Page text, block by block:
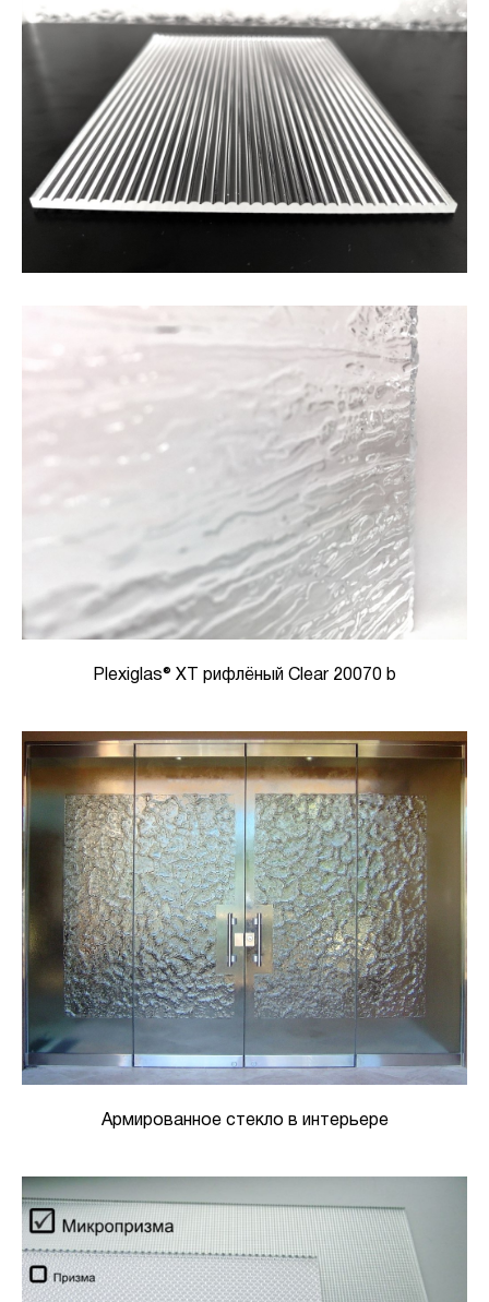
Plexiglas® XT рифлёный Clear 20070 b
Армированное стекло в интерьере